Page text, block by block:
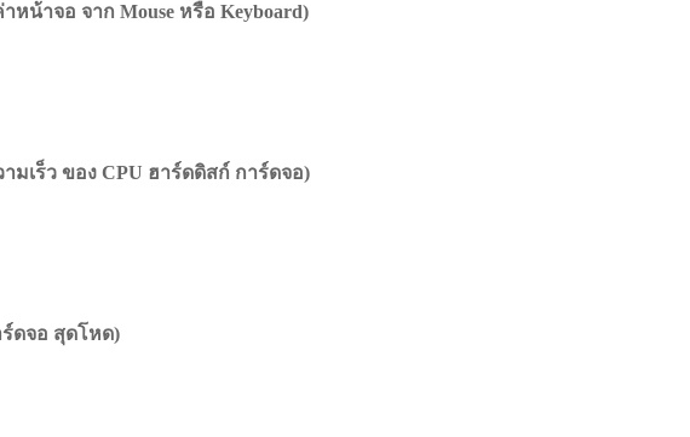
หน้าจอ จาก Mouse หรือ Keyboard)
เร็ว ของ CPU ฮาร์ดดิสก์ การ์ดจอ)
ดจอ สุดโหด)